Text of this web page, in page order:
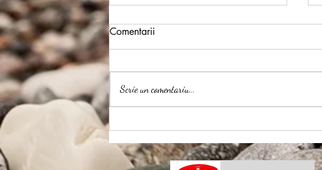
Thermomix
Comentarii
Scrie un comentariu...